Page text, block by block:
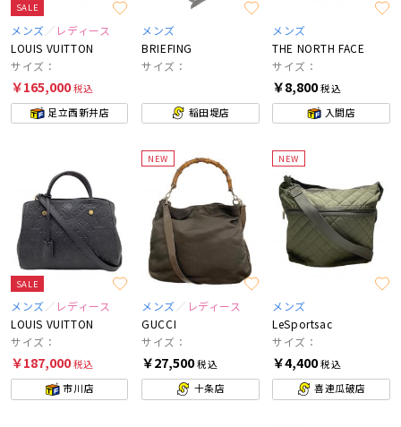
SALE
メンズ
レディース
LOUIS VUITTON
サイズ：
￥165,000税込
足立西新井店
メンズ
BRIEFING
サイズ：
稲田堤店
メンズ
THE NORTH FACE
サイズ：
￥8,800税込
入間店
SALE
メンズ
レディース
LOUIS VUITTON
サイズ：
￥187,000税込
市川店
NEW
メンズ
レディース
GUCCI
サイズ：
￥27,500税込
十条店
NEW
メンズ
LeSportsac
サイズ：
￥4,400税込
喜連瓜破店